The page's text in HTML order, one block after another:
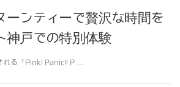
ーンティーで贅沢な時間を
戸での特別体験
れる「Pink! Panic!! P …